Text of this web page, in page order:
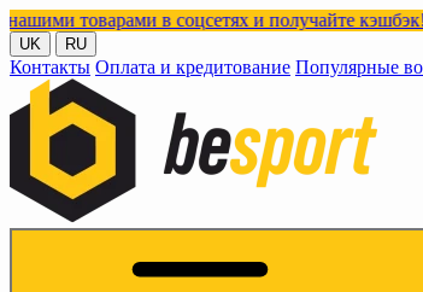
в соцсетях и получайте кэшбэк!
UK RU
Контакты Оплата и кредитование Популярные